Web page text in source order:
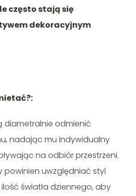
często stają się
dekoracyjnym
diametralnie odmienić
nadając mu indywidualny
na odbiór przestrzeni.
powinien uwzględniać styl
światła dziennego, aby